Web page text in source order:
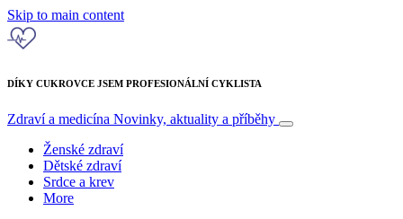
Skip to main content
DÍKY CUKROVCE JSEM PROFESIONÁLNÍ CYKLISTA
Zdraví a medicína Novinky, aktuality a příběhy
Ženské zdraví
Dětské zdraví
Srdce a krev
More